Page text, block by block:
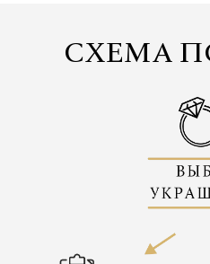
СХЕМА